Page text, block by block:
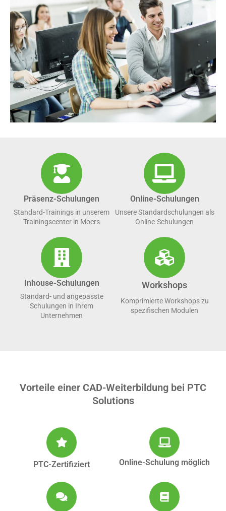
Präsenz-Schulungen
Standard-Trainings in unserem
Trainingscenter in Moers
Online-Schulungen
Unsere Standardschulungen als
Online-Schulungen
Inhouse-Schulungen
Standard- und angepasste
Schulungen in Ihrem
Unternehmen
Workshops
Komprimierte Workshops zu
spezifischen Modulen
Vorteile einer CAD-Weiterbildung bei PTC
Solutions
PTC-Zertifiziert Online-Schulung möglich